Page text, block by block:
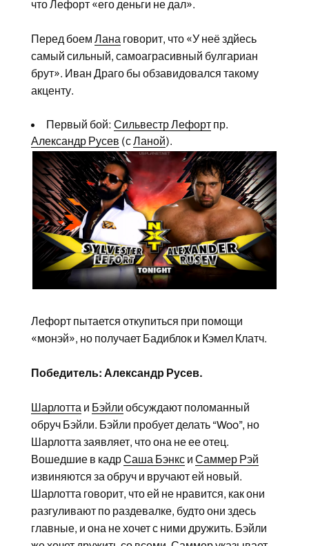
что Лефорт «его деньги не дал».
Перед боем Лана говорит, что «У неё здйесь
самый сильный, самоаграсивный булгариан
брут». Иван Драго бы обзавидовался такому
акценту.
Первый бой: Сильвестр Лефортпр.
Александр Русев (сЛаной).
Лефорт пытается откупиться при помощи
«монэй», но получает Бадиблок и Кэмел Клатч.
Победитель: Александр Русев.
Шарлотта и Бэйли обсуждают поломанный
обруч Бэйли. Бэйли пробует делать “Woo”, но
Шарлотта заявляет, что она не ее отец.
Вошедшие в кадрСаша Бэнкси Саммер Рэй
извиняются за обруч и вручают ей новый.
Шарлотта говорит, что ей не нравится, как они
разгуливают по раздевалке, будто они здесь
главные, и она не хочет с ними дружить. Бэйли